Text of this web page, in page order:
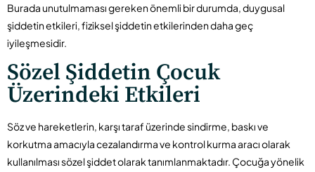
Burada unutulmaması gereken önemli bir durumda, duygusal
şiddetin etkileri, fiziksel şiddetin etkilerinden daha geç
iyileşmesidir.
Sözel Şiddetin Çocuk
Üzerindeki Etkileri
Söz ve hareketlerin, karşı taraf üzerinde sindirme, baskı ve
korkutma amacıyla cezalandırma ve kontrol kurma aracı olarak
kullanılması sözel şiddet olarak tanımlanmaktadır. Çocuğa yönelik